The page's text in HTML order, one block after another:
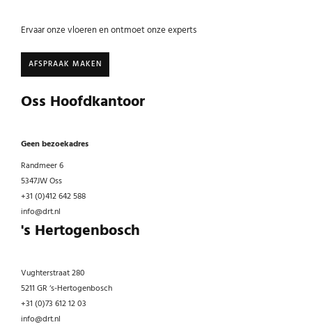
Ervaar onze vloeren en ontmoet onze experts
AFSPRAAK MAKEN
Oss Hoofdkantoor
Geen bezoekadres
Randmeer 6
5347JW Oss
+31 (0)412 642 588
info@drt.nl
's Hertogenbosch
Vughterstraat 280
5211 GR ‘s-Hertogenbosch
+31 (0)73 612 12 03
info@drt.nl